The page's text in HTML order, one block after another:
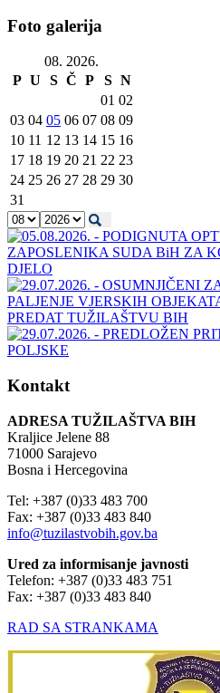
Foto galerija
08. 2026.
P U S Č P S N
01 02
03 04 05 06 07 08 09
10 11 12 13 14 15 16
17 18 19 20 21 22 23
24 25 26 27 28 29 30
31
Kontakt
ADRESA TUŽILAŠTVA BIH
Kraljice Jelene 88
71000 Sarajevo
Bosna i Hercegovina
Tel: +387 (0)33 483 700
Fax: +387 (0)33 483 840
info@tuzilastvobih.gov.ba
Ured za informisanje javnosti
Telefon: +387 (0)33 483 751
Fax: +387 (0)33 483 840
RAD SA STRANKAMA